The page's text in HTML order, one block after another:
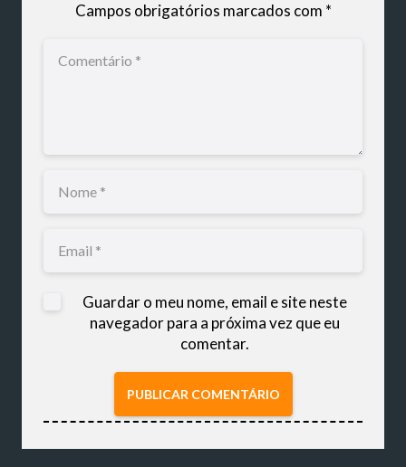
Campos obrigatórios marcados com *
Guardar o meu nome, email e site neste
navegador para a próxima vez que eu
comentar.
PUBLICAR COMENTÁRIO